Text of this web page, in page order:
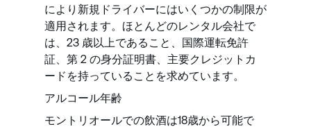
により新規ドライバーにはいくつかの制限が
適用されます。ほとんどのレンタル会社で
は、23 歳以上であること、国際運転免許
証、第 2 の身分証明書、主要クレジットカ
ードを持っていることを求めています。
アルコール年齢
モントリオールでの飲酒は18歳から可能で